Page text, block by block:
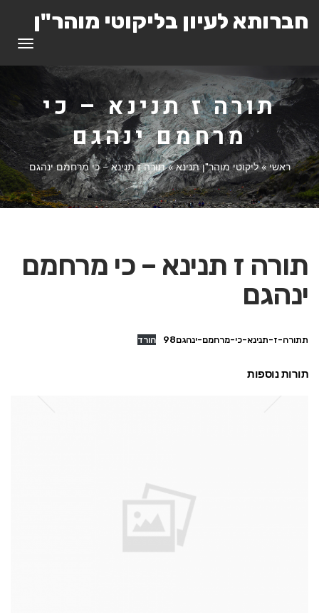
חברותא לעיון בליקוטי מוהר"ן
תורה ז תנינא – כי
מרחמם ינהגם
ראשי » ליקוטי מוהר"ן תנינא » תורה ז תנינא – כי מרחמם ינהגם
תורה ז תנינא – כי מרחמם
ינהגם
תתורה-ז-תנינא-כי-מרחמם-ינהגם98 הורד
תורות נוספות